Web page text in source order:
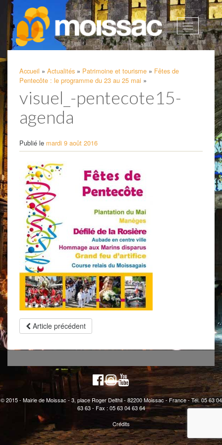
Afficher
la
Accueil » Actualités » Patrimoine et tourisme » Fêtes de
Pentecôte : le programme du 23 au 25 mai »
visuel_-pentecote15-
agenda
Publié le mardi 9 août 2016
Article précédent
© 2015 - Mairie de Moissac - 3, place Roger Delthil - 82200 Moissac - France - Tél. 05 63 04
63 63 - Fax : 05 63 04 63 64
Crédits